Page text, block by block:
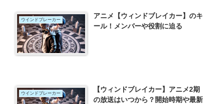
ウインドブレーカー
アニメ【ウィンドブレイカー】のキ
ール！メンバーや役割に迫る
ウインドブレーカー
【ウィンドブレイカー】アニメ2期
の放送はいつから？開始時期や最新